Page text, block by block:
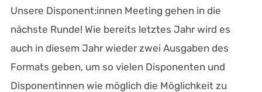
Unsere Disponent:innen Meeting gehen in die
nächste Runde! Wie bereits letztes Jahr wird es
auch in diesem Jahr wieder zwei Ausgaben des
Formats geben, um so vielen Disponenten und
Disponentinnen wie möglich die Möglichkeit zu